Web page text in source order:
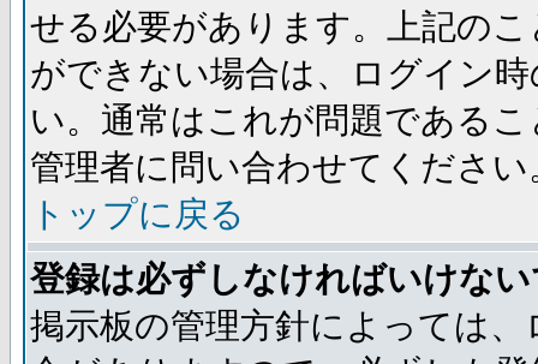
せる必要があります。上記の
ができない場合は、ログイン
い。通常はこれが問題である
管理者に問い合わせてください
トップに戻る
登録は必ずしなければいけな
掲示板の管理方針によっては